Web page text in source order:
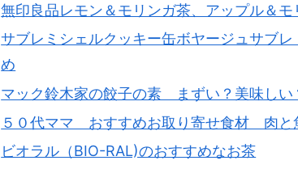
無印良品レモン＆モリンガ茶、アップル＆
サブレミシェルクッキー缶ボヤージュサブ
め
マック鈴木家の餃子の素 まずい？美味しい
５０代ママ おすすめお取り寄せ食材 肉と
ビオラル（BIO-RAL)のおすすめなお茶